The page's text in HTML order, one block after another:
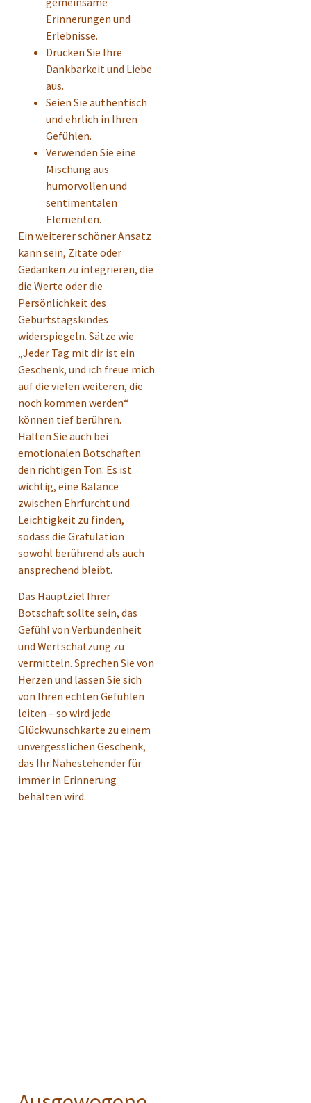
Erinnerungen und
Erlebnisse.
Drücken Sie Ihre
Dankbarkeit und Liebe
aus.
Seien Sie authentisch
und ehrlich in Ihren
Gefühlen.
Verwenden Sie eine
Mischung aus
humorvollen und
sentimentalen
Elementen.
Ein weiterer schöner Ansatz
kann sein, Zitate oder
Gedanken zu integrieren, die
die Werte oder die
Persönlichkeit des
Geburtstagskindes
widerspiegeln. Sätze wie
„Jeder Tag mit dir ist ein
Geschenk, und ich freue mich
auf die vielen weiteren, die
noch kommen werden“
können tief berühren.
Halten Sie auch bei
emotionalen Botschaften
den richtigen Ton: Es ist
wichtig, eine Balance
zwischen Ehrfurcht und
Leichtigkeit zu finden,
sodass die Gratulation
sowohl berührend als auch
ansprechend bleibt.
Das Hauptziel Ihrer
Botschaft sollte sein, das
Gefühl von Verbundenheit
und Wertschätzung zu
vermitteln. Sprechen Sie von
Herzen und lassen Sie sich
von Ihren echten Gefühlen
leiten – so wird jede
Glückwunschkarte zu einem
unvergesslichen Geschenk,
das Ihr Nahestehender für
immer in Erinnerung
behalten wird.